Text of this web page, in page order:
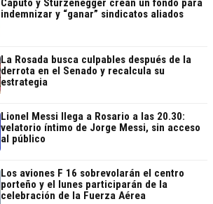
Caputo y Sturzenegger crean un fondo para
indemnizar y “ganar” sindicatos aliados
La Rosada busca culpables después de la
derrota en el Senado y recalcula su
estrategia
Lionel Messi llega a Rosario a las 20.30:
velatorio íntimo de Jorge Messi, sin acceso
al público
Los aviones F 16 sobrevolarán el centro
porteño y el lunes participarán de la
celebración de la Fuerza Aérea